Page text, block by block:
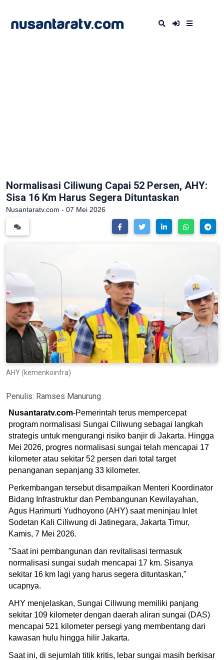
Normalisasi Ciliwung Capai 52 Persen, AHY:
Sisa 16 Km Harus Segera Dituntaskan
Nusantaratv.com - 07 Mei 2026
AHY (kemenkoinfra)
Penulis: Ramses Manurung
Nusantaratv.com-Pemerintah terus mempercepat
program normalisasi Sungai Ciliwung sebagai langkah
strategis untuk mengurangi risiko banjir di Jakarta. Hingga
Mei 2026, progres normalisasi sungai telah mencapai 17
kilometer atau sekitar 52 persen dari total target
penanganan sepanjang 33 kilometer.
Perkembangan tersebut disampaikan Menteri Koordinator
Bidang Infrastruktur dan Pembangunan Kewilayahan,
Agus Harimurti Yudhoyono (AHY) saat meninjau Inlet
Sodetan Kali Ciliwung di Jatinegara, Jakarta Timur,
Kamis, 7 Mei 2026.
"Saat ini pembangunan dan revitalisasi termasuk
normalisasi sungai sudah mencapai 17 km. Sisanya
sekitar 16 km lagi yang harus segera dituntaskan,"
ucapnya.
AHY menjelaskan, Sungai Ciliwung memiliki panjang
sekitar 109 kilometer dengan daerah aliran sungai (DAS)
mencapai 521 kilometer persegi yang membentang dari
kawasan hulu hingga hilir Jakarta.
Saat ini, di sejumlah titik kritis, lebar sungai masih berkisar